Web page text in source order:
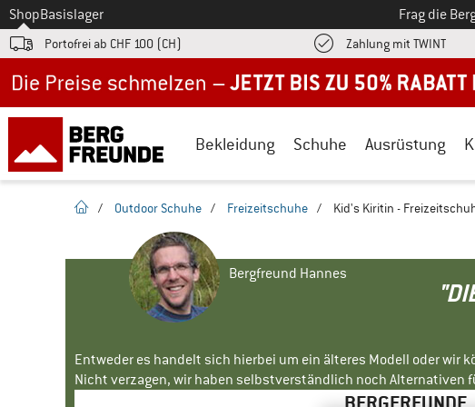
Zum
ShopBasislager Frag die
Portofrei ab CHF 100 (CH) Zahlung mit TWINT
Bekleidung Schuhe Ausrüstung
Startseite
/ Outdoor Schuhe / Freizeitschuhe / Kid's Kiritin -
Bergfreund Hannes
Entweder es handelt sich hierbei um ein älteres Modell oder wir
Nicht verzagen, wir haben selbstverständlich noch Alternativen